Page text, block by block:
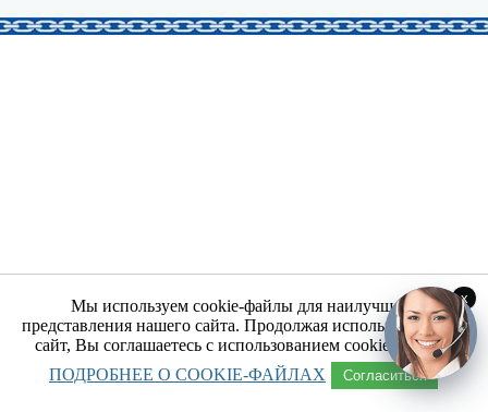
Мы используем cookie-файлы для наилучшего
представления нашего сайта. Продолжая использовать наш
сайт, Вы соглашаетесь с использованием cookie-файлов.
ПОДРОБНЕЕ О COOKIE-ФАЙЛАХ
Согласиться
x